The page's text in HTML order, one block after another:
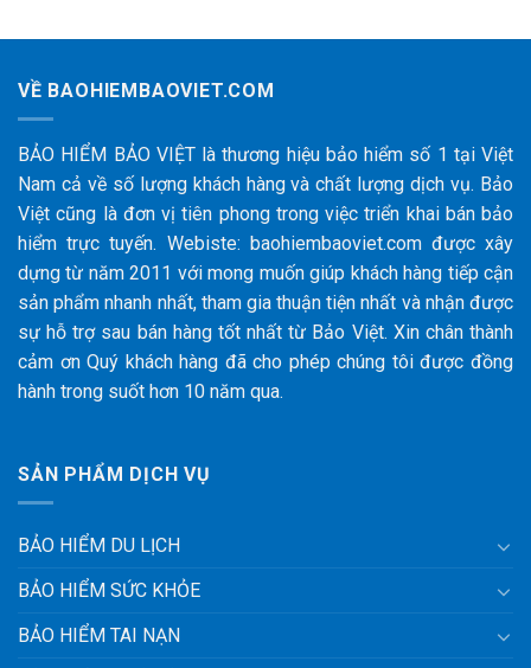
VỀ BAOHIEMBAOVIET.COM
BẢO HIỂM BẢO VIỆT là thương hiệu bảo hiểm số 1 tại Việt
Nam cả về số lượng khách hàng và chất lượng dịch vụ. Bảo
Việt cũng là đơn vị tiên phong trong việc triển khai bán bảo
hiểm trực tuyến. Webiste: baohiembaoviet.com được xây
dựng từ năm 2011 với mong muốn giúp khách hàng tiếp cận
sản phẩm nhanh nhất, tham gia thuận tiện nhất và nhận được
sự hỗ trợ sau bán hàng tốt nhất từ Bảo Việt. Xin chân thành
cảm ơn Quý khách hàng đã cho phép chúng tôi được đồng
hành trong suốt hơn 10 năm qua.
SẢN PHẨM DỊCH VỤ
BẢO HIỂM DU LỊCH
BẢO HIỂM SỨC KHỎE
BẢO HIỂM TAI NẠN